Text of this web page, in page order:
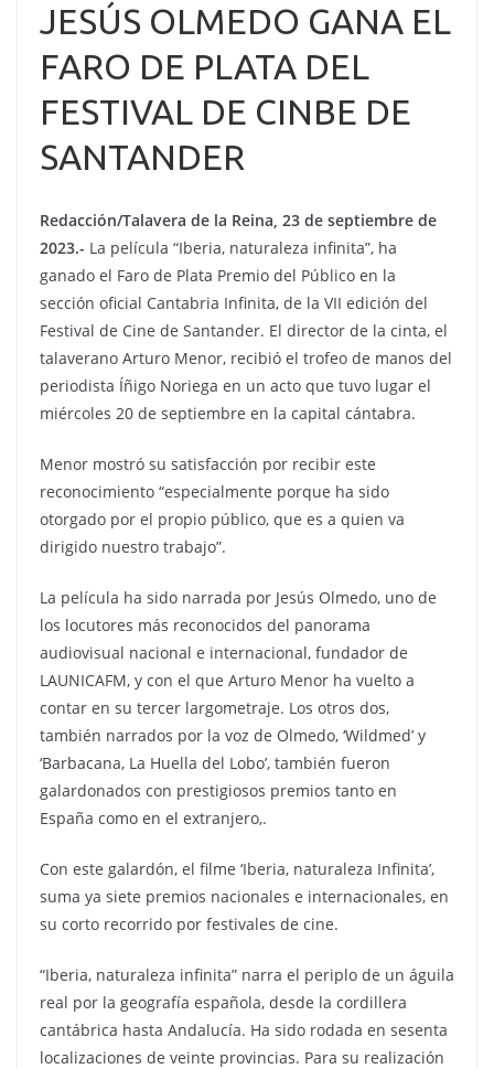
JESÚS OLMEDO GANA EL
FARO DE PLATA DEL
FESTIVAL DE CINBE DE
SANTANDER
Redacción/Talavera de la Reina, 23 de septiembre de
2023.- La película “Iberia, naturaleza infinita”, ha
ganado el Faro de Plata Premio del Público en la
sección oficial Cantabria Infinita, de la VII edición del
Festival de Cine de Santander. El director de la cinta, el
talaverano Arturo Menor, recibió el trofeo de manos del
periodista Íñigo Noriega en un acto que tuvo lugar el
miércoles 20 de septiembre en la capital cántabra.
Menor mostró su satisfacción por recibir este
reconocimiento “especialmente porque ha sido
otorgado por el propio público, que es a quien va
dirigido nuestro trabajo”.
La película ha sido narrada por Jesús Olmedo, uno de
los locutores más reconocidos del panorama
audiovisual nacional e internacional, fundador de
LAUNICAFM, y con el que Arturo Menor ha vuelto a
contar en su tercer largometraje. Los otros dos,
también narrados por la voz de Olmedo, ‘Wildmed’ y
‘Barbacana, La Huella del Lobo’, también fueron
galardonados con prestigiosos premios tanto en
España como en el extranjero,.
Con este galardón, el filme ‘Iberia, naturaleza Infinita’,
suma ya siete premios nacionales e internacionales, en
su corto recorrido por festivales de cine.
“Iberia, naturaleza infinita” narra el periplo de un águila
real por la geografía española, desde la cordillera
cantábrica hasta Andalucía. Ha sido rodada en sesenta
localizaciones de veinte provincias. Para su realización